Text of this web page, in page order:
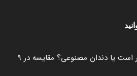
ایمپلنت بهتر است یا دندان مصنوعی؟ مقایسه در 9